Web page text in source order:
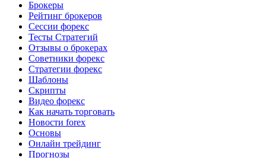
Брокеры
Рейтинг брокеров
Сессии форекс
Тесты Стратегий
Отзывы о брокерах
Советники форекс
Стратегии форекс
Шаблоны
Скрипты
Видео форекс
Как начать торговать
Новости forex
Основы
Онлайн трейдинг
Прогнозы